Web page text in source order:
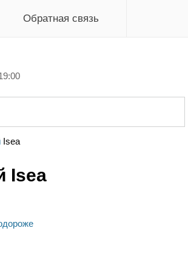
Обратная связь
Isea
Isea